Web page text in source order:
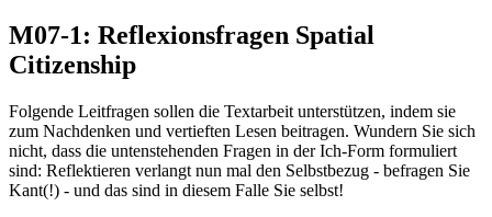
M07-1: Reflexionsfragen Spatial
Citizenship
Folgende Leitfragen sollen die Textarbeit unterstützen, indem sie
zum Nachdenken und vertieften Lesen beitragen. Wundern Sie sich
nicht, dass die untenstehenden Fragen in der Ich-Form formuliert
sind: Reflektieren verlangt nun mal den Selbstbezug - befragen Sie
Kant(!) - und das sind in diesem Falle Sie selbst!